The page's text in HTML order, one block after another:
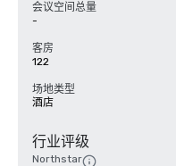
会议空间总量
-
客房
122
场地类型
酒店
行业评级
Northstar